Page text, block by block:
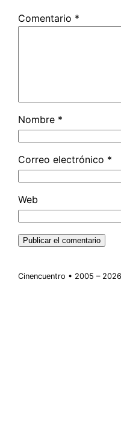
Comentario *
Nombre *
Correo electrónico *
Web
Cinencuentro • 2005 –